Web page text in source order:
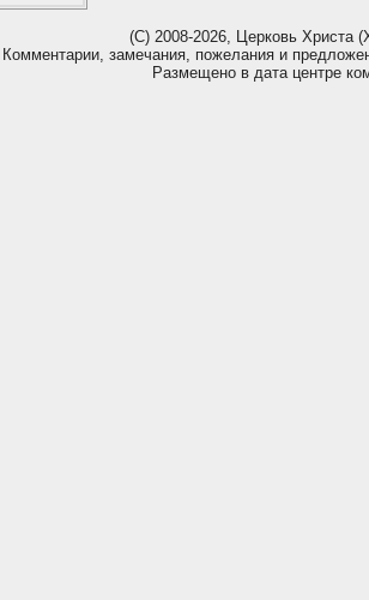
(С) 2008-2026, Церковь Христа
Комментарии, замечания, пожелания и
Размещено в дата центре